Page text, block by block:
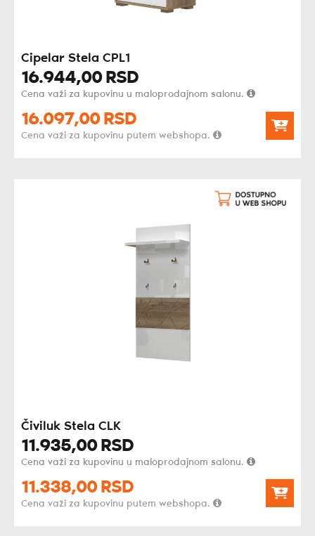
Cipelar Stela CPL1
16.944,00 RSD
Cena važi za kupovinu u maloprodajnom salonu.
16.097,00 RSD
Cena važi za kupovinu putem webshopa.
Čiviluk Stela CLK
11.935,00 RSD
Cena važi za kupovinu u maloprodajnom salonu.
11.338,00 RSD
Cena važi za kupovinu putem webshopa.